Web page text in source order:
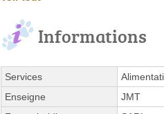
Informations
Services
Enseigne
JMT